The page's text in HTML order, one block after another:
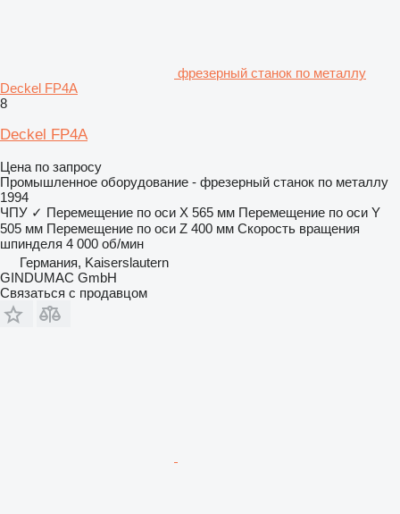
фрезерный станок по металлу
Deckel FP4A
8
Deckel FP4A
Цена по запросу
Промышленное оборудование - фрезерный станок по металлу
1994
ЧПУ ✓ Перемещение по оси X 565 мм Перемещение по оси Y
505 мм Перемещение по оси Z 400 мм Скорость вращения
шпинделя 4 000 об/мин
Германия, Kaiserslautern
GINDUMAC GmbH
Связаться с продавцом